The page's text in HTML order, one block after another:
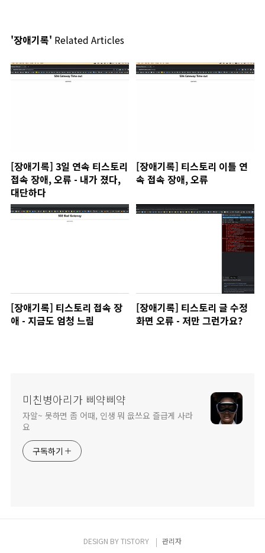
'장애기록' Related Articles
[장애기록] 3일 연속 티스토리
접속 장애, 오류 - 내가 졌다,
대단하다
[장애기록] 티스토리 이틀 연
속 접속 장애, 오류
[장애기록] 티스토리 접속 장
애 - 지금도 엄청 느림
[장애기록] 티스토리 글 수정
화면 오류 - 저만 그런가요?
미친병아리가 삐약삐약
자알~ 못하면 좀 어때, 인생 뭐 읎쓰요 즐급게 사라
요
구독하기
DESIGN BYTISTORY 관리자